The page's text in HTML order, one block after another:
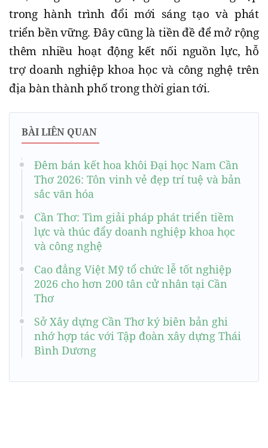
trong hành trình đổi mới sáng tạo và phát
triển bền vững. Đây cũng là tiền đề để mở rộng
thêm nhiều hoạt động kết nối nguồn lực, hỗ
trợ doanh nghiệp khoa học và công nghệ trên
địa bàn thành phố trong thời gian tới.
BÀI LIÊN QUAN
Đêm bán kết hoa khôi Đại học Nam Cần
Thơ 2026: Tôn vinh vẻ đẹp trí tuệ và bản
sắc văn hóa
Cần Thơ: Tìm giải pháp phát triển tiềm
lực và thúc đẩy doanh nghiệp khoa học
và công nghệ
Cao đẳng Việt Mỹ tổ chức lễ tốt nghiệp
2026 cho hơn 200 tân cử nhân tại Cần
Thơ
Sở Xây dựng Cần Thơ ký biên bản ghi
nhớ hợp tác với Tập đoàn xây dựng Thái
Bình Dương